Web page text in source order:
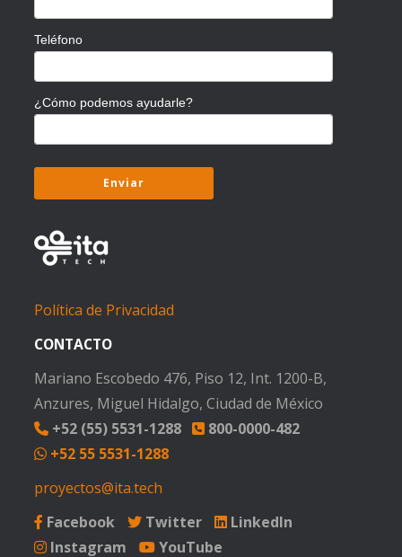
Teléfono
¿Cómo podemos ayudarle?
Política de Privacidad
CONTACTO
Mariano Escobedo 476, Piso 12, Int. 1200-B,
Anzures, Miguel Hidalgo, Ciudad de México
+52 (55) 5531-1288
800-0000-482
+52 55 5531-1288
proyectos@ita.tech
Facebook
Twitter
LinkedIn
Instagram
YouTube